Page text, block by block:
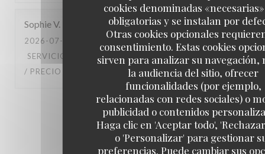
cookies denominadas
obligatorias y se instalan por
Otras cookies opcionales
consentimiento. Estas cookies
sirven para analizar su navegación,
la audiencia del sitio, ofrecer
funcionalidades (por ejemplo,
relacionadas con redes sociales) o
publicidad o contenidos
Haga clic en 'Aceptar todo',
o 'Personalizar' para gestionar
preferencias. Puede cambiar sus
SophieV
2026-07-28
- 12:30 - INVITADOS 3
SERVICIO
AMBIENTE MENÚ
/ PRECIO
1 2 3